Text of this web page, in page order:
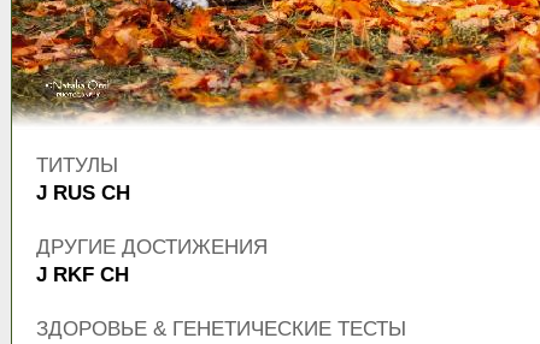
ТИТУЛЫ
J RUS CH
ДРУГИЕ ДОСТИЖЕНИЯ
J RKF CH
ЗДОРОВЬЕ & ГЕНЕТИЧЕСКИЕ ТЕСТЫ